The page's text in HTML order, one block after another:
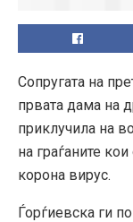
Сопругата на
првата дама на
приклучила на
на граѓаните
корона вирус.
Ѓорѓиевска ги